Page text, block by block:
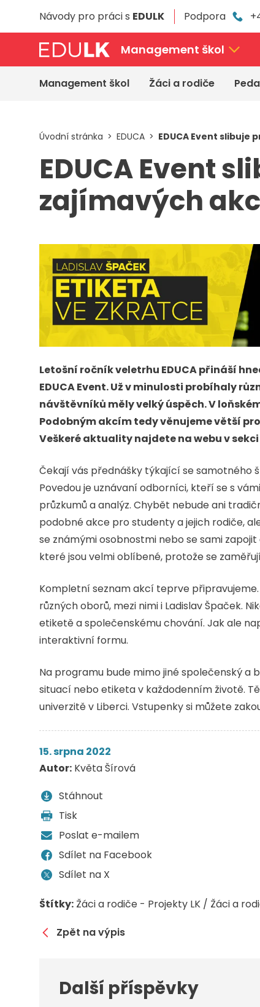
Návody pro práci s EDULK Podpora
Management škol
Management škol Žáci a rodiče
Úvodní stránka EDUCA EDUCA Event
EDUCA Event
zajímavých
Letošní ročník veletrhu EDUCA přináší
EDUCA Event. Už v minulosti probíhaly
návštěvníků měly velký úspěch. V
Podobným akcím tedy věnujeme větší
Veškeré aktuality najdete na webu v sekci
Čekají vás přednášky týkající se samotného
Povedou je uznávaní odborníci, kteří se s
průzkumů a analýz. Chybět nebude ani
podobné akce pro studenty a jejich rodiče,
se známými osobnostmi nebo se sami
které jsou velmi oblíbené, protože se
Kompletní seznam akcí teprve
různých oborů, mezi nimi i Ladislav Špaček.
etiketě a společenskému chování. Jak ale
interaktivní formu.
Na programu bude mimo jiné společenský
situací nebo etiketa v každodenním životě.
univerzitě v Liberci. Vstupenky si můžete
15. srpna 2022
Autor: Květa Šírová
Stáhnout
Tisk
Poslat e-mailem
Sdílet na Facebook
Sdílet na X
Štítky: Žáci a rodiče - Projekty LK / Žáci a
Zpět na výpis
Další příspěvky